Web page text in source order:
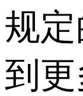
规
到